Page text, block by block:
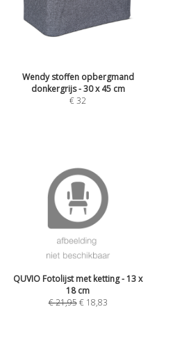
Wendy stoffen opbergmand
donkergrijs - 30 x 45 cm
€32
QUVIO Fotolijst met ketting - 13 x
18 cm
€21,95 € 18,83